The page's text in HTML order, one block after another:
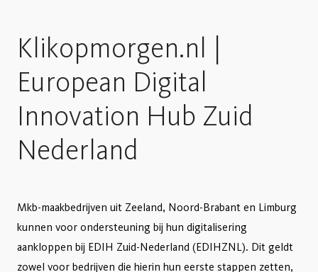
Klikopmorgen.nl |
European Digital
Innovation Hub Zuid
Nederland
Mkb-maakbedrijven uit Zeeland, Noord-Brabant en Limburg
kunnen voor ondersteuning bij hun digitalisering
aankloppen bij EDIH Zuid-Nederland (EDIHZNL). Dit geldt
zowel voor bedrijven die hierin hun eerste stappen zetten,